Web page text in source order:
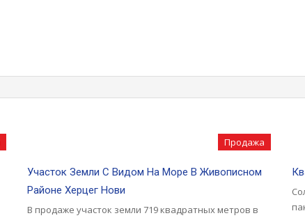
Продажа
Участок Земли С Видом На Море В Живописном
Районе Херцег Нови
В продаже участок земли 719 квадратных метров в